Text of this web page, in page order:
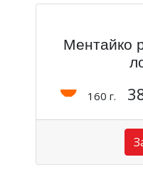
Ментайко
160 г.